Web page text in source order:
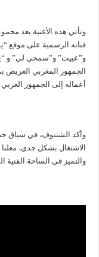
وتأتي هذه الأغنية بعد
قناته الرسمية على موقع
و”عييت” و”سمحي لي” و
الجمهور المغربي العريض
أعماله إلى الجمهور العربي
وأكد الشتنوف، في سياق
الاشتغال بشكل جدي،
والتميز في الساحة الفنية